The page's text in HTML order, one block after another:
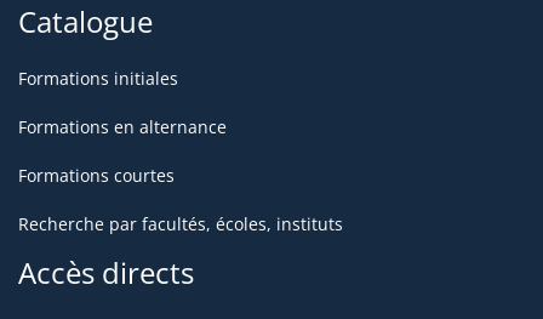
Catalogue
Formations initiales
Formations en alternance
Formations courtes
Recherche par facultés, écoles, instituts
Accès directs